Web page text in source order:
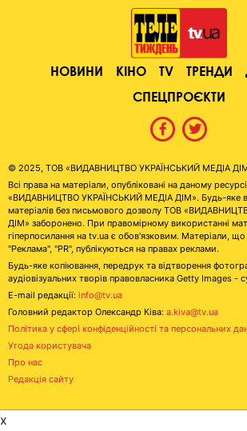
НОВИНИ КІНО TV ТРЕНДИ
СПЕЦПРОЄКТИ
© 2025, ТОВ «ВИДАВНИЦТВО УКРАЇНСЬКИЙ МЕДІА
Всі права на матеріали, опубліковані на даному
«ВИДАВНИЦТВО УКРАЇНСЬКИЙ МЕДІА ДІМ». Будь-яке
матеріалів без письмового дозволу ТОВ
ДІМ» заборонено. При правомірному використанні
гіперпосилання на tv.ua є обов'язковим. Матеріали, що
"Реклама", "PR", публікуються на правах реклами.
Будь-яке копіювання, передрук та відтворення
аудіовізуальних творів правовласника Getty Images -
E-mail редакції: info@tv.ua
Головний редактор Олександр Ківа: a.kiva@tv.ua
Політика у сфері конфіденційності та персональних
Угода користувача
Про нас
Редакція сайту
x